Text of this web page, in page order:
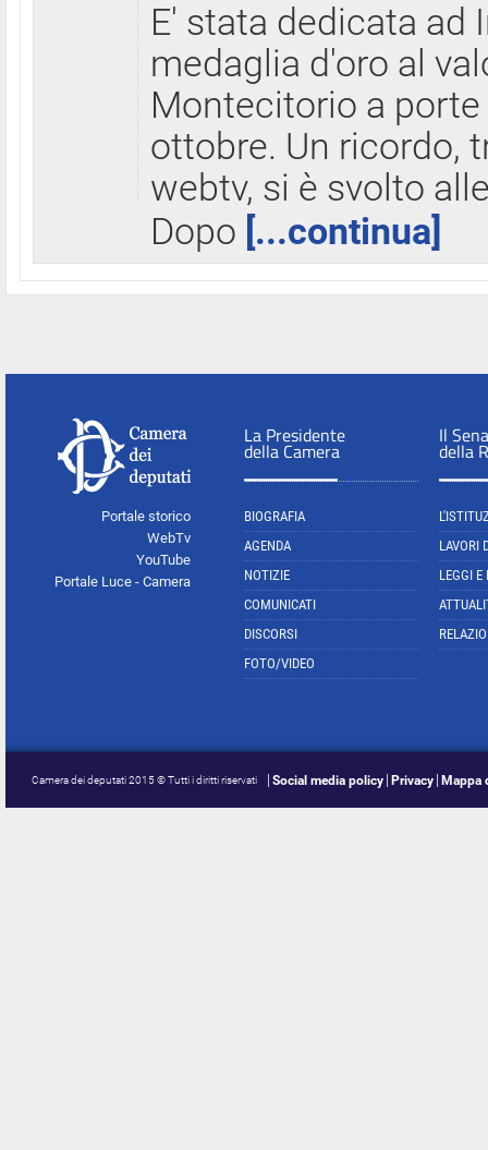
E' stata dedicata ad
medaglia d'oro al
Montecitorio a
ottobre. Un ricordo,
webtv, si è svolto
Dopo [...continua]
Portale storico
WebTv
YouTube
Portale Luce - Camera
La Presidente
della Camera
BIOGRAFIA
AGENDA
NOTIZIE
COMUNICATI
DISCORSI
FOTO/VIDEO
Il
della
LAVORI
LEGGI E
Camera dei deputati 2015 © Tutti i diritti riservati Social media policy Privacy Mappa